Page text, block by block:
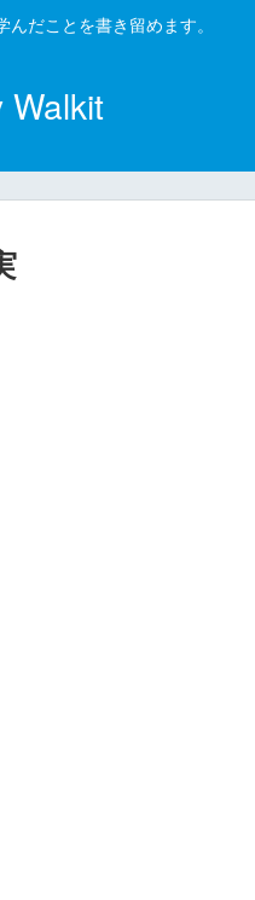
だことを書き留めます。
Walkit